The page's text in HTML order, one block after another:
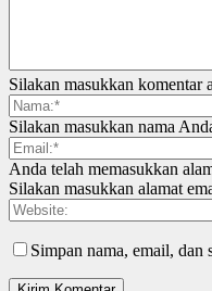
Silakan masukkan komentar
Silakan masukkan nama
Anda telah memasukkan
Silakan masukkan alamat
Simpan nama, email,